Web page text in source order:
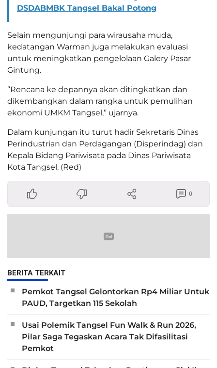
DSDABMBK Tangsel Bakal Potong
Selain mengunjungi para wirausaha muda,
kedatangan Warman juga melakukan evaluasi
untuk meningkatkan pengelolaan Galery Pasar
Gintung.
“Rencana ke depannya akan ditingkatkan dan
dikembangkan dalam rangka untuk pemulihan
ekonomi UMKM Tangsel,” ujarnya.
Dalam kunjungan itu turut hadir Sekretaris Dinas
Perindustrian dan Perdagangan (Disperindag) dan
Kepala Bidang Pariwisata pada Dinas Pariwisata
Kota Tangsel. (Red)
0
BERITA TERKAIT
Pemkot Tangsel Gelontorkan Rp4 Miliar Untuk
PAUD, Targetkan 115 Sekolah
Usai Polemik Tangsel Fun Walk & Run 2026,
Pilar Saga Tegaskan Acara Tak Difasilitasi
Pemkot